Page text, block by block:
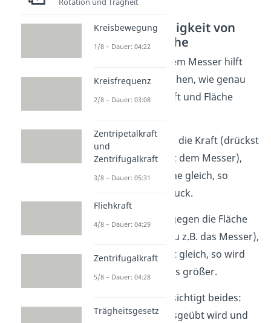
Druck Abhängigkeit von
Kraft und Fläche
Das Beispiel mit dem Messer hilft
uns auch zu verstehen, wie genau
der Druck von Kraft und Fläche
(1) Vergrößerst du die Kraft (drückst
du also stärker mit dem Messer),
lässt aber die Fläche gleich, so
erhöht sich der Druck.
(2) Machst du hingegen die Fläche
kleiner (schärfst du z.B. das Messer),
lässt aber die Kraft gleich, so wird
der Druck ebenfalls größer.
Der Druck berücksichtigt beides:
welche Kraft
ausgeübt wird und
Kreisbewegung
1/8 – Dauer: 04:22
Kreisfrequenz
2/8 – Dauer: 03:08
Zentripetalkraft
und
Zentrifugalkraft
3/8 – Dauer: 05:31
Fliehkraft
4/8 – Dauer: 04:29
Zentrifugalkraft
5/8 – Dauer: 04:28
Trägheitsgesetz